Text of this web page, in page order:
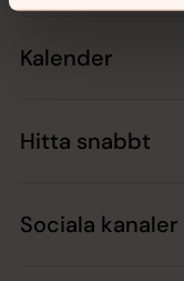
Kalender
Hitta snabbt
Sociala kanaler